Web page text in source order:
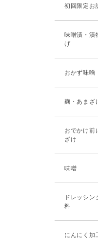
初回限定お
味噌漬・漬
げ
おかず味噌
麹・あまざ
おでかけ前
ざけ
味噌
ドレッシ
料
にんにく加